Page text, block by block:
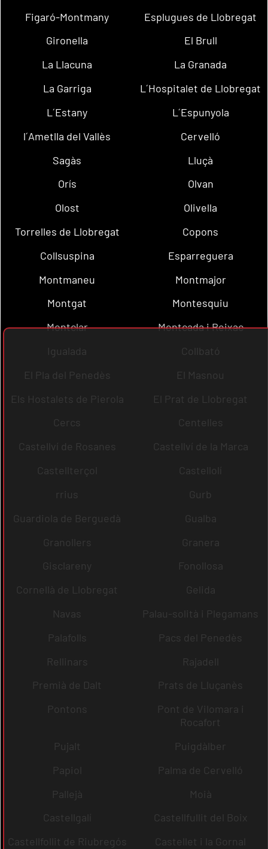
Figaró-Montmany
Esplugues de Llobregat
Gironella
El Brull
La Llacuna
La Granada
La Garriga
L´Hospitalet de Llobregat
L´Estany
L´Espunyola
l´Ametlla del Vallès
Cervelló
Sagàs
Lluçà
Orís
Olvan
Olost
Olivella
Torrelles de Llobregat
Copons
Collsuspina
Esparreguera
Montmaneu
Montmajor
Montgat
Montesquiu
Montclar
Montcada i Reixac
Igualada
Collbató
El Pla del Penedès
El Masnou
Els Hostalets de Pierola
El Prat de Llobregat
Cercs
Centelles
Castellví de Rosanes
Castellví de la Marca
Castellterçol
Castellolí
rrius
Gurb
Guardiola de Berguedà
Gualba
Granollers
Granera
Gisclareny
Fonollosa
Cornellà de Llobregat
Gelida
Navas
Palau-solità i Plegamans
Palafolls
Pacs del Penedès
Rellinars
Rajadell
Premià de Dalt
Prats de Lluçanès
Pontons
Pont de Vilomara i
Rocafort
Pujalt
Puigdàlber
Papiol
Palma de Cervelló
Pallejà
Moià
Castellgalí
Castellfullit del Boix
Castellfollit de Riubregós
Castellet i la Gornal